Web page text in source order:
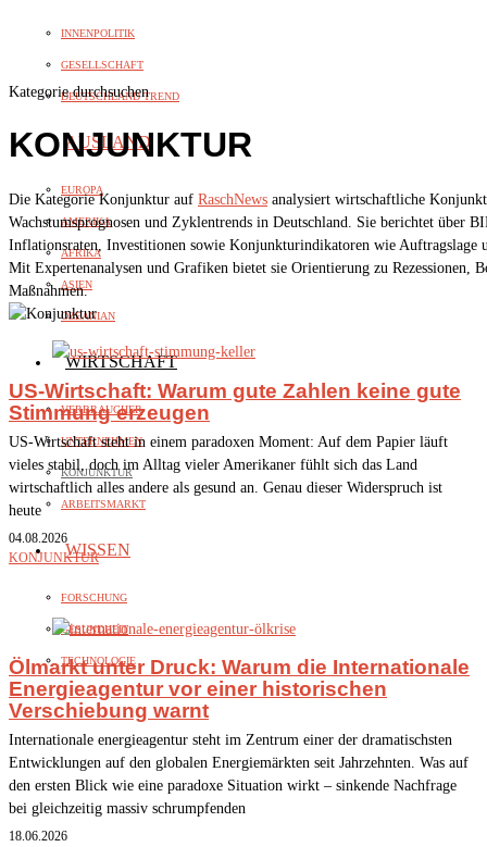
INNENPOLITIK
GESELLSCHAFT
DEUTSCHLAND TREND
AUSLAND
EUROPA
AMERIKA
AFRIKA
ASIEN
OZEANIAN
WIRTSCHAFT
VERBRAUCHER
UNTERNEHMEN
KONJUNKTUR
ARBEITSMARKT
WISSEN
FORSCHUNG
GESUNDHEIT
TECHNOLOGIE
Kategorie durchsuchen
KONJUNKTUR
Die Kategorie Konjunktur auf RaschNews analysiert wirtschaftliche
Wachstumsprognosen und Zyklentrends in Deutschland. Sie berichtet über
Inflationsraten, Investitionen sowie Konjunkturindikatoren wie Auftragslage
Mit Expertenanalysen und Grafiken bietet sie Orientierung zu Rezessionen,
Maßnahmen.
US-Wirtschaft: Warum gute Zahlen keine gute
Stimmung erzeugen
US-Wirtschaft steht in einem paradoxen Moment: Auf dem Papier läuft
vieles stabil, doch im Alltag vieler Amerikaner fühlt sich das Land
wirtschaftlich alles andere als gesund an. Genau dieser Widerspruch ist
heute
04.08.2026
KONJUNKTUR
Ölmarkt unter Druck: Warum die Internationale
Energieagentur vor einer historischen
Verschiebung warnt
Internationale energieagentur steht im Zentrum einer der dramatischsten
Entwicklungen auf den globalen Energiemärkten seit Jahrzehnten. Was auf
den ersten Blick wie eine paradoxe Situation wirkt – sinkende Nachfrage
bei gleichzeitig massiv schrumpfenden
18.06.2026